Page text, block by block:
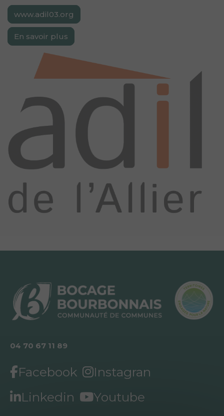
www.adil03.org
En savoir plus
04 70 67 11 89
Facebook
Instagran
Linkedin
Youtube